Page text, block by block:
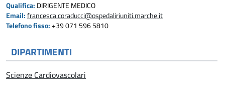
Qualifica: DIRIGENTE MEDICO
Email: francesca.coraducci@ospedaliriuniti.marche.it
Telefono fisso: +39 071 596 5810
DIPARTIMENTI
Scienze Cardiovascolari